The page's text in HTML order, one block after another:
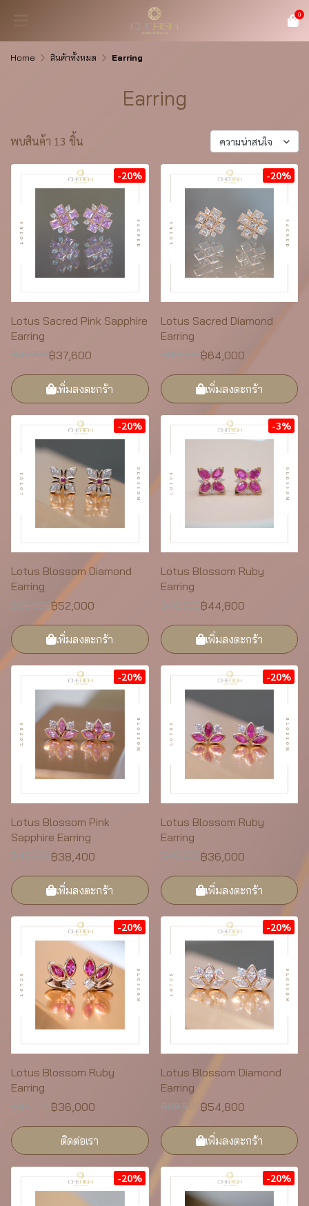
0
Home สินค้าทั้งหมด Earring
Earring
พบสินค้า 13 ชิ้น ความน่าสนใจ
-20%
Lotus Sacred Pink Sapphire
Earring
฿47,000฿37,600
เพิ่มลงตะกร้า
-20%
Lotus Sacred Diamond
Earring
฿80,000฿64,000
เพิ่มลงตะกร้า
-20%
Lotus Blossom Diamond
Earring
฿65,000฿52,000
เพิ่มลงตะกร้า
-3%
Lotus Blossom Ruby
Earring
฿46,000฿44,800
เพิ่มลงตะกร้า
-20%
Lotus Blossom Pink
Sapphire Earring
฿48,000 ฿38,400
เพิ่มลงตะกร้า
-20%
Lotus Blossom Ruby
Earring
฿36,000
เพิ่มลงตะกร้า
-20%
Lotus Blossom Ruby
Earring
฿36,000
ติดต่อเรา
-20%
Lotus Blossom Diamond
Earring
฿68,500฿54,800
เพิ่มลงตะกร้า
-20% -20%